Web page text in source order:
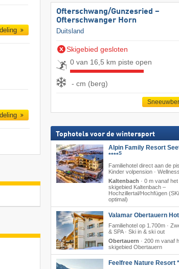
Ofterschwang/​Gunzesried –
Ofterschwanger Horn
Duitsland
Skigebied gesloten
0 van 16,5 km piste open
- cm (berg)
Tophotels voor de wintersport
Alpin Family Resort
****S
Familiehotel direct aan de
Kinder volpension · Wellness
Kaltenbach · 0 m vanaf het
skigebied Kaltenbach –
Hochzillertal/​Hochfügen
optimal)
Valamar Obertauern
Familiehotel op 1.700m ·
& SPA · Ski in & ski out
Obertauern · 200 m vanaf
skigebied Obertauern
Feelfree Nature Resort